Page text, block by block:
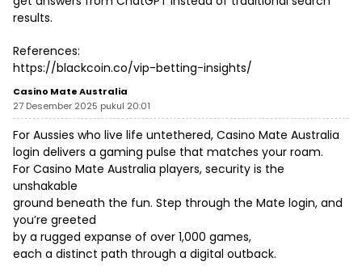
results.
References:
https://blackcoin.co/vip-betting-insights/
Casino Mate Australia
27 Desember 2025 pukul 20:01
For Aussies who live life untethered, Casino Mate Australia
login delivers a gaming pulse that matches your roam.
For Casino Mate Australia players, security is the
unshakable
ground beneath the fun. Step through the Mate login, and
you’re greeted
by a rugged expanse of over 1,000 games,
each a distinct path through a digital outback.